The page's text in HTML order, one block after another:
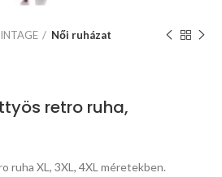
Női ruházat
retro ruha,
XL, 3XL, 4XL méretekben.